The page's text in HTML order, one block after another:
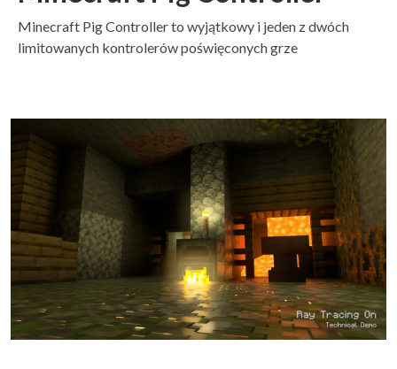
Minecraft Pig Controller to wyjątkowy i jeden z dwóch
limitowanych kontrolerów poświęconych grze